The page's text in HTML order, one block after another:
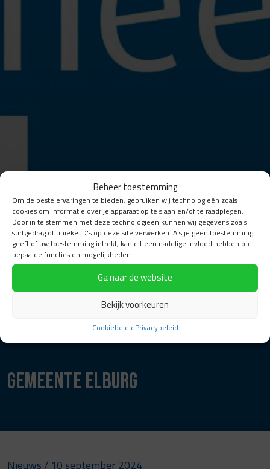
Beheer toestemming
Om de beste ervaringen te bieden, gebruiken wij technologieën zoals
cookies om informatie over je apparaat op te slaan en/of te raadplegen.
Door in te stemmen met deze technologieën kunnen wij gegevens zoals
surfgedrag of unieke ID's op deze site verwerken. Als je geen toestemming
geeft of uw toestemming intrekt, kan dit een nadelige invloed hebben op
bepaalde functies en mogelijkheden.
Ga naar de website
Bekijk voorkeuren
CookiebeleidPrivacybeleid
Gemeente Elburg
Nieuws / 10 september 2024